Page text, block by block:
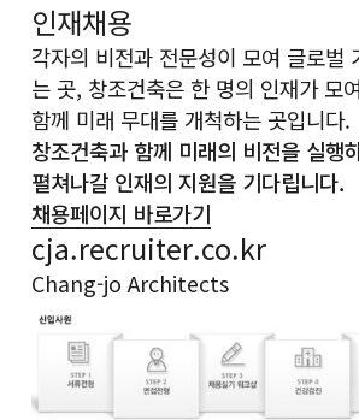
인재채용
각자의 비전과 전문성이 모여 글로벌
는 곳, 창조건축은 한 명의 인재가 모
함께 미래 무대를 개척하는 곳입니다.
창조건축과 함께 미래의 비전을 실행
펼쳐나갈 인재의 지원을 기다립니다.
채용페이지 바로가기
cja.recruiter.co.kr
Chang-jo Architects